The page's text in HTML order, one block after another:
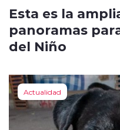
Esta es la
panoramas
del Niño
Actualidad